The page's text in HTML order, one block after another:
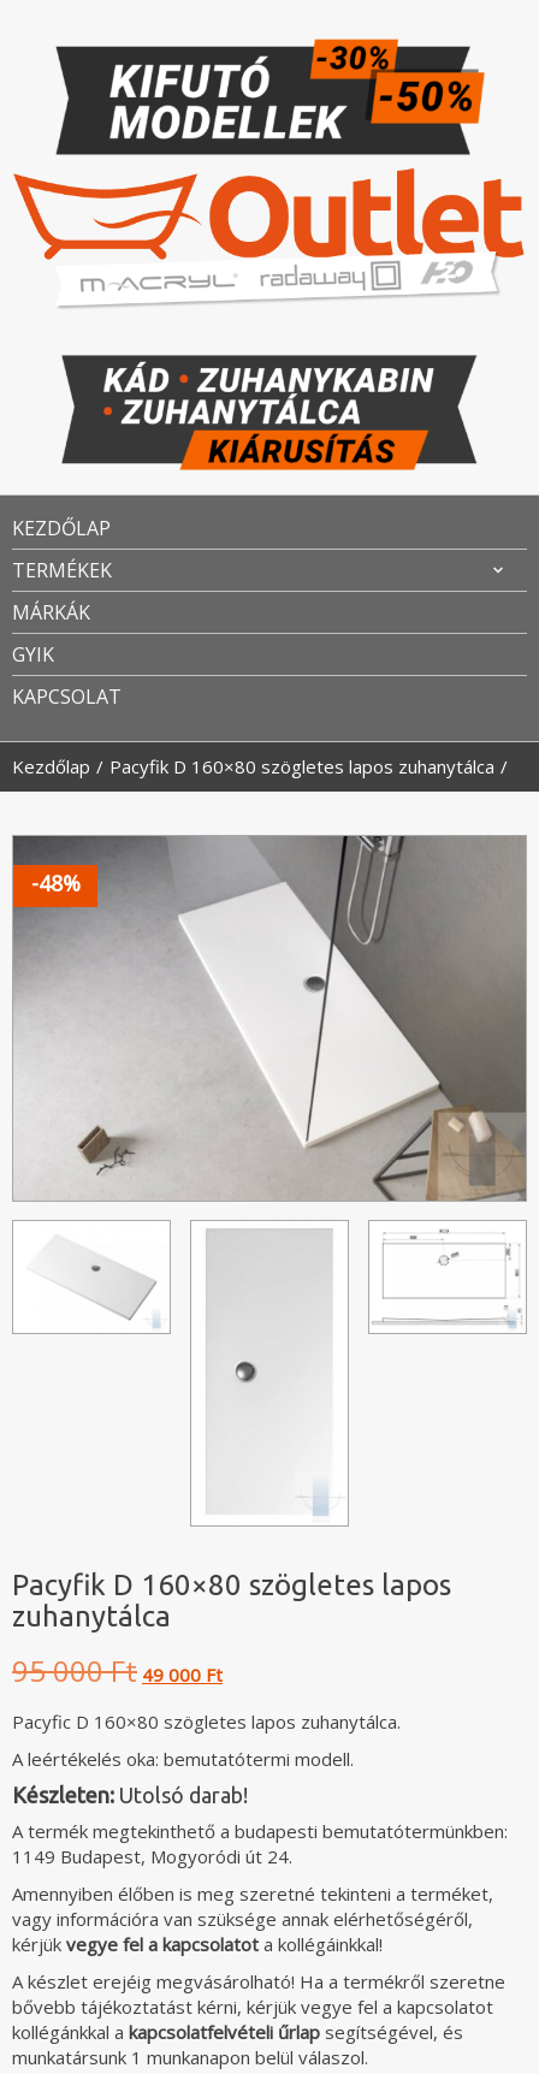
KEZDŐLAP
TERMÉKEK
MÁRKÁK
GYIK
KAPCSOLAT
Kezdőlap Pacyfik D 160×80 szögletes lapos zuhanytálca
-48%
Pacyfik D 160×80 szögletes lapos
zuhanytálca
95 000 Ft price
was:
95
000 Ft.
49 000 Ftprice
is:
49
000 Ft.
Pacyfic D 160×80 szögletes lapos zuhanytálca.
A leértékelés oka: bemutatótermi modell.
Készleten: Utolsó darab!
A termék megtekinthető a budapesti bemutatótermünkben:
1149 Budapest, Mogyoródi út 24.
Amennyiben élőben is meg szeretné tekinteni a terméket,
vagy információra van szüksége annak elérhetőségéről,
kérjük vegye fel a kapcsolatot a kollégáinkkal!
A készlet erejéig megvásárolható! Ha a termékről szeretne
bővebb tájékoztatást kérni, kérjük vegye fel a kapcsolatot
kollégánkkal a kapcsolatfelvételi űrlap segítségével, és
munkatársunk 1 munkanapon belül válaszol.